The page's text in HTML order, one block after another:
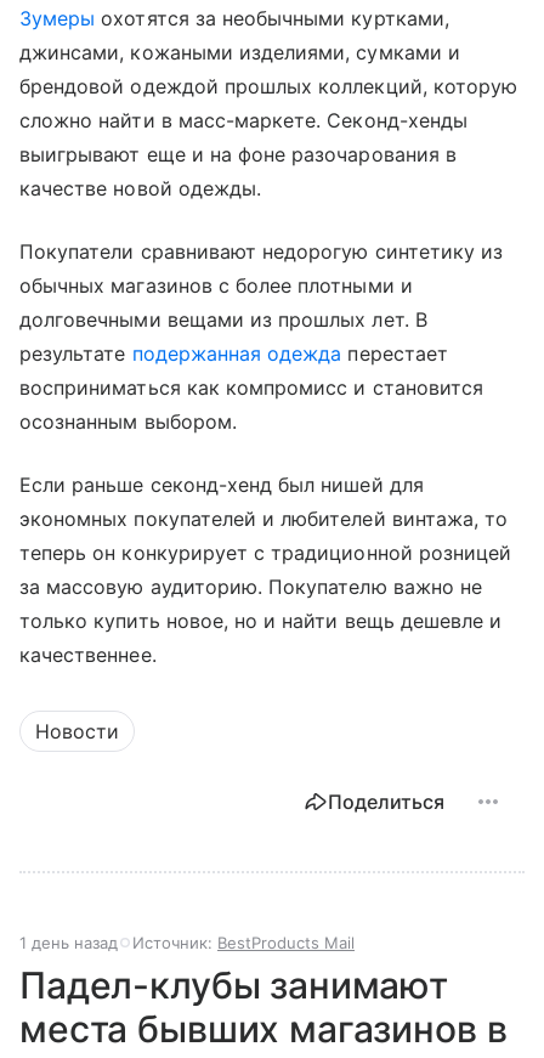
Зумеры охотятся за необычными куртками,
джинсами, кожаными изделиями, сумками и
брендовой одеждой прошлых коллекций, которую
сложно найти в масс-маркете. Секонд-хенды
выигрывают еще и на фоне разочарования в
качестве новой одежды.
Покупатели сравнивают недорогую синтетику из
обычных магазинов с более плотными и
долговечными вещами из прошлых лет. В
результате подержанная одежда перестает
восприниматься как компромисс и становится
осознанным выбором.
Если раньше секонд-хенд был нишей для
экономных покупателей и любителей винтажа, то
теперь он конкурирует с традиционной розницей
за массовую аудиторию. Покупателю важно не
только купить новое, но и найти вещь дешевле и
качественнее.
Новости
Поделиться
1 день назад Источник: BestProducts Mail
Падел-клубы занимают
места бывших магазинов в